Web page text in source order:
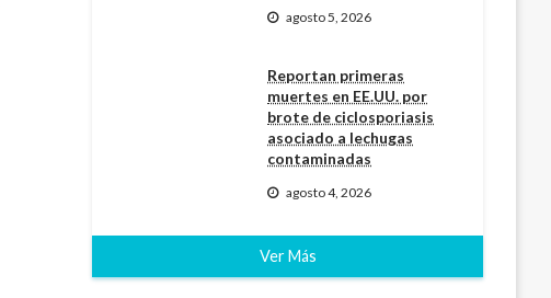
agosto 5, 2026
Reportan primeras
muertes en EE.UU. por
brote de ciclosporiasis
asociado a lechugas
contaminadas
agosto 4, 2026
Ver Más